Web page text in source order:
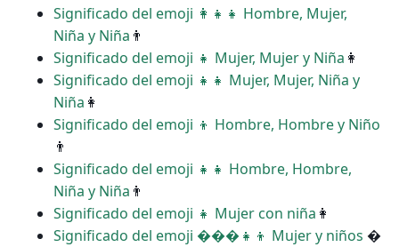
Significado del emoji ‍👩‍👧‍👧 Hombre, Mujer,
Niña y Niña 👨
Significado del emoji ‍‍👧 Mujer, Mujer y Niña 👩
Significado del emoji ‍‍👧‍👧 Mujer, Mujer, Niña y
Niña 👩
Significado del emoji ‍‍👦 Hombre, Hombre y Niño
👨
Significado del emoji ‍‍👧‍👧 Hombre, Hombre,
Niña y Niña 👨
Significado del emoji ‍👧 Mujer con niña 👩
Significado del emoji ���‍👧‍👦 Mujer y niños �